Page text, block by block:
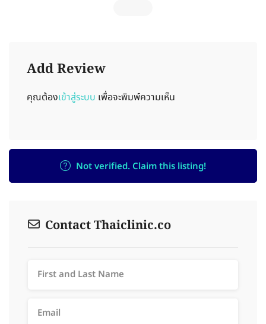
Add Review
คุณต้องเข้าสู่ระบบ เพื่อจะพิมพ์ความเห็น
Not verified. Claim this listing!
Contact Thaiclinic.co